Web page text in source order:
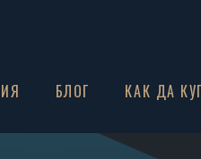
БЛОГ КАК ДА